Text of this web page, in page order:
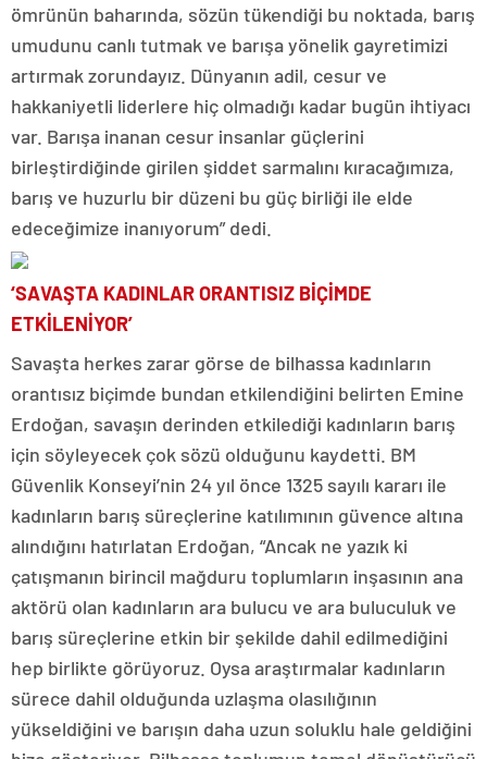
ömrünün baharında, sözün tükendiği bu noktada, barış
umudunu canlı tutmak ve barışa yönelik gayretimizi
artırmak zorundayız. Dünyanın adil, cesur ve
hakkaniyetli liderlere hiç olmadığı kadar bugün ihtiyacı
var. Barışa inanan cesur insanlar güçlerini
birleştirdiğinde girilen şiddet sarmalını kıracağımıza,
barış ve huzurlu bir düzeni bu güç birliği ile elde
edeceğimize inanıyorum” dedi.
‘SAVAŞTA KADINLAR ORANTISIZ BİÇİMDE
ETKİLENİYOR’
Savaşta herkes zarar görse de bilhassa kadınların
orantısız biçimde bundan etkilendiğini belirten Emine
Erdoğan, savaşın derinden etkilediği kadınların barış
için söyleyecek çok sözü olduğunu kaydetti. BM
Güvenlik Konseyi’nin 24 yıl önce 1325 sayılı kararı ile
kadınların barış süreçlerine katılımının güvence altına
alındığını hatırlatan Erdoğan, “Ancak ne yazık ki
çatışmanın birincil mağduru toplumların inşasının ana
aktörü olan kadınların ara bulucu ve ara buluculuk ve
barış süreçlerine etkin bir şekilde dahil edilmediğini
hep birlikte görüyoruz. Oysa araştırmalar kadınların
sürece dahil olduğunda uzlaşma olasılığının
yükseldiğini ve barışın daha uzun soluklu hale geldiğini